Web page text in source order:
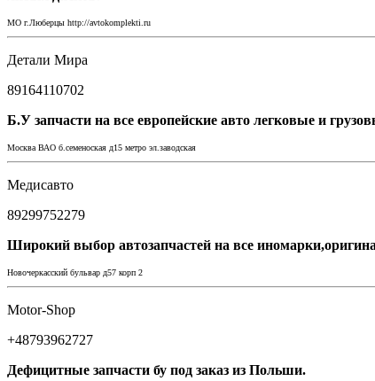
МО г.Люберцы http://avtokomplekti.ru
Детали Мира
89164110702
Б.У запчасти на все европейские авто легковые и
Москва ВАО б.семеноская д15 метро эл.заводская
Медисавто
89299752279
Широкий выбор автозапчастей на все
Новочеркасский бульвар д57 корп 2
Motor-Shop
+48793962727
Дефицитные запчасти бу под заказ из Польши.